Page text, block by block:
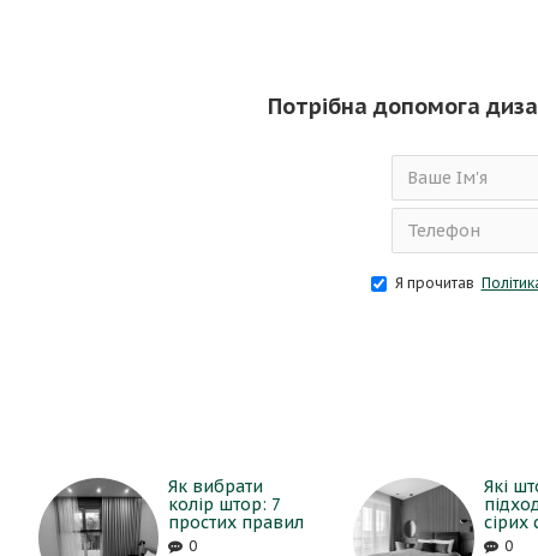
Потрібна допомога
Я прочитав
Як вибрати
колір штор: 7
простих правил
0
Які
сірих
0